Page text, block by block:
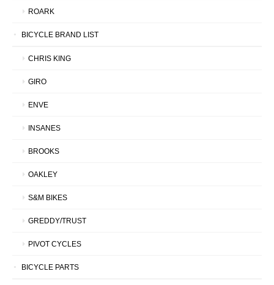
ROARK
BICYCLE BRAND LIST
CHRIS KING
GIRO
ENVE
INSANES
BROOKS
OAKLEY
S&M BIKES
GREDDY/TRUST
PIVOT CYCLES
BICYCLE PARTS